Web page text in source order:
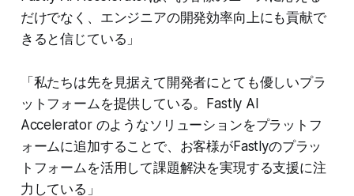
だけでなく、エンジニアの開発効率向上にも貢献で
きると信じている」
「私たちは先を見据えて開発者にとても優しいプラ
ットフォームを提供している。Fastly AI
Accelerator のようなソリューションをプラットフ
ォームに追加することで、お客様がFastlyのプラッ
トフォームを活用して課題解決を実現する支援に注
力している」